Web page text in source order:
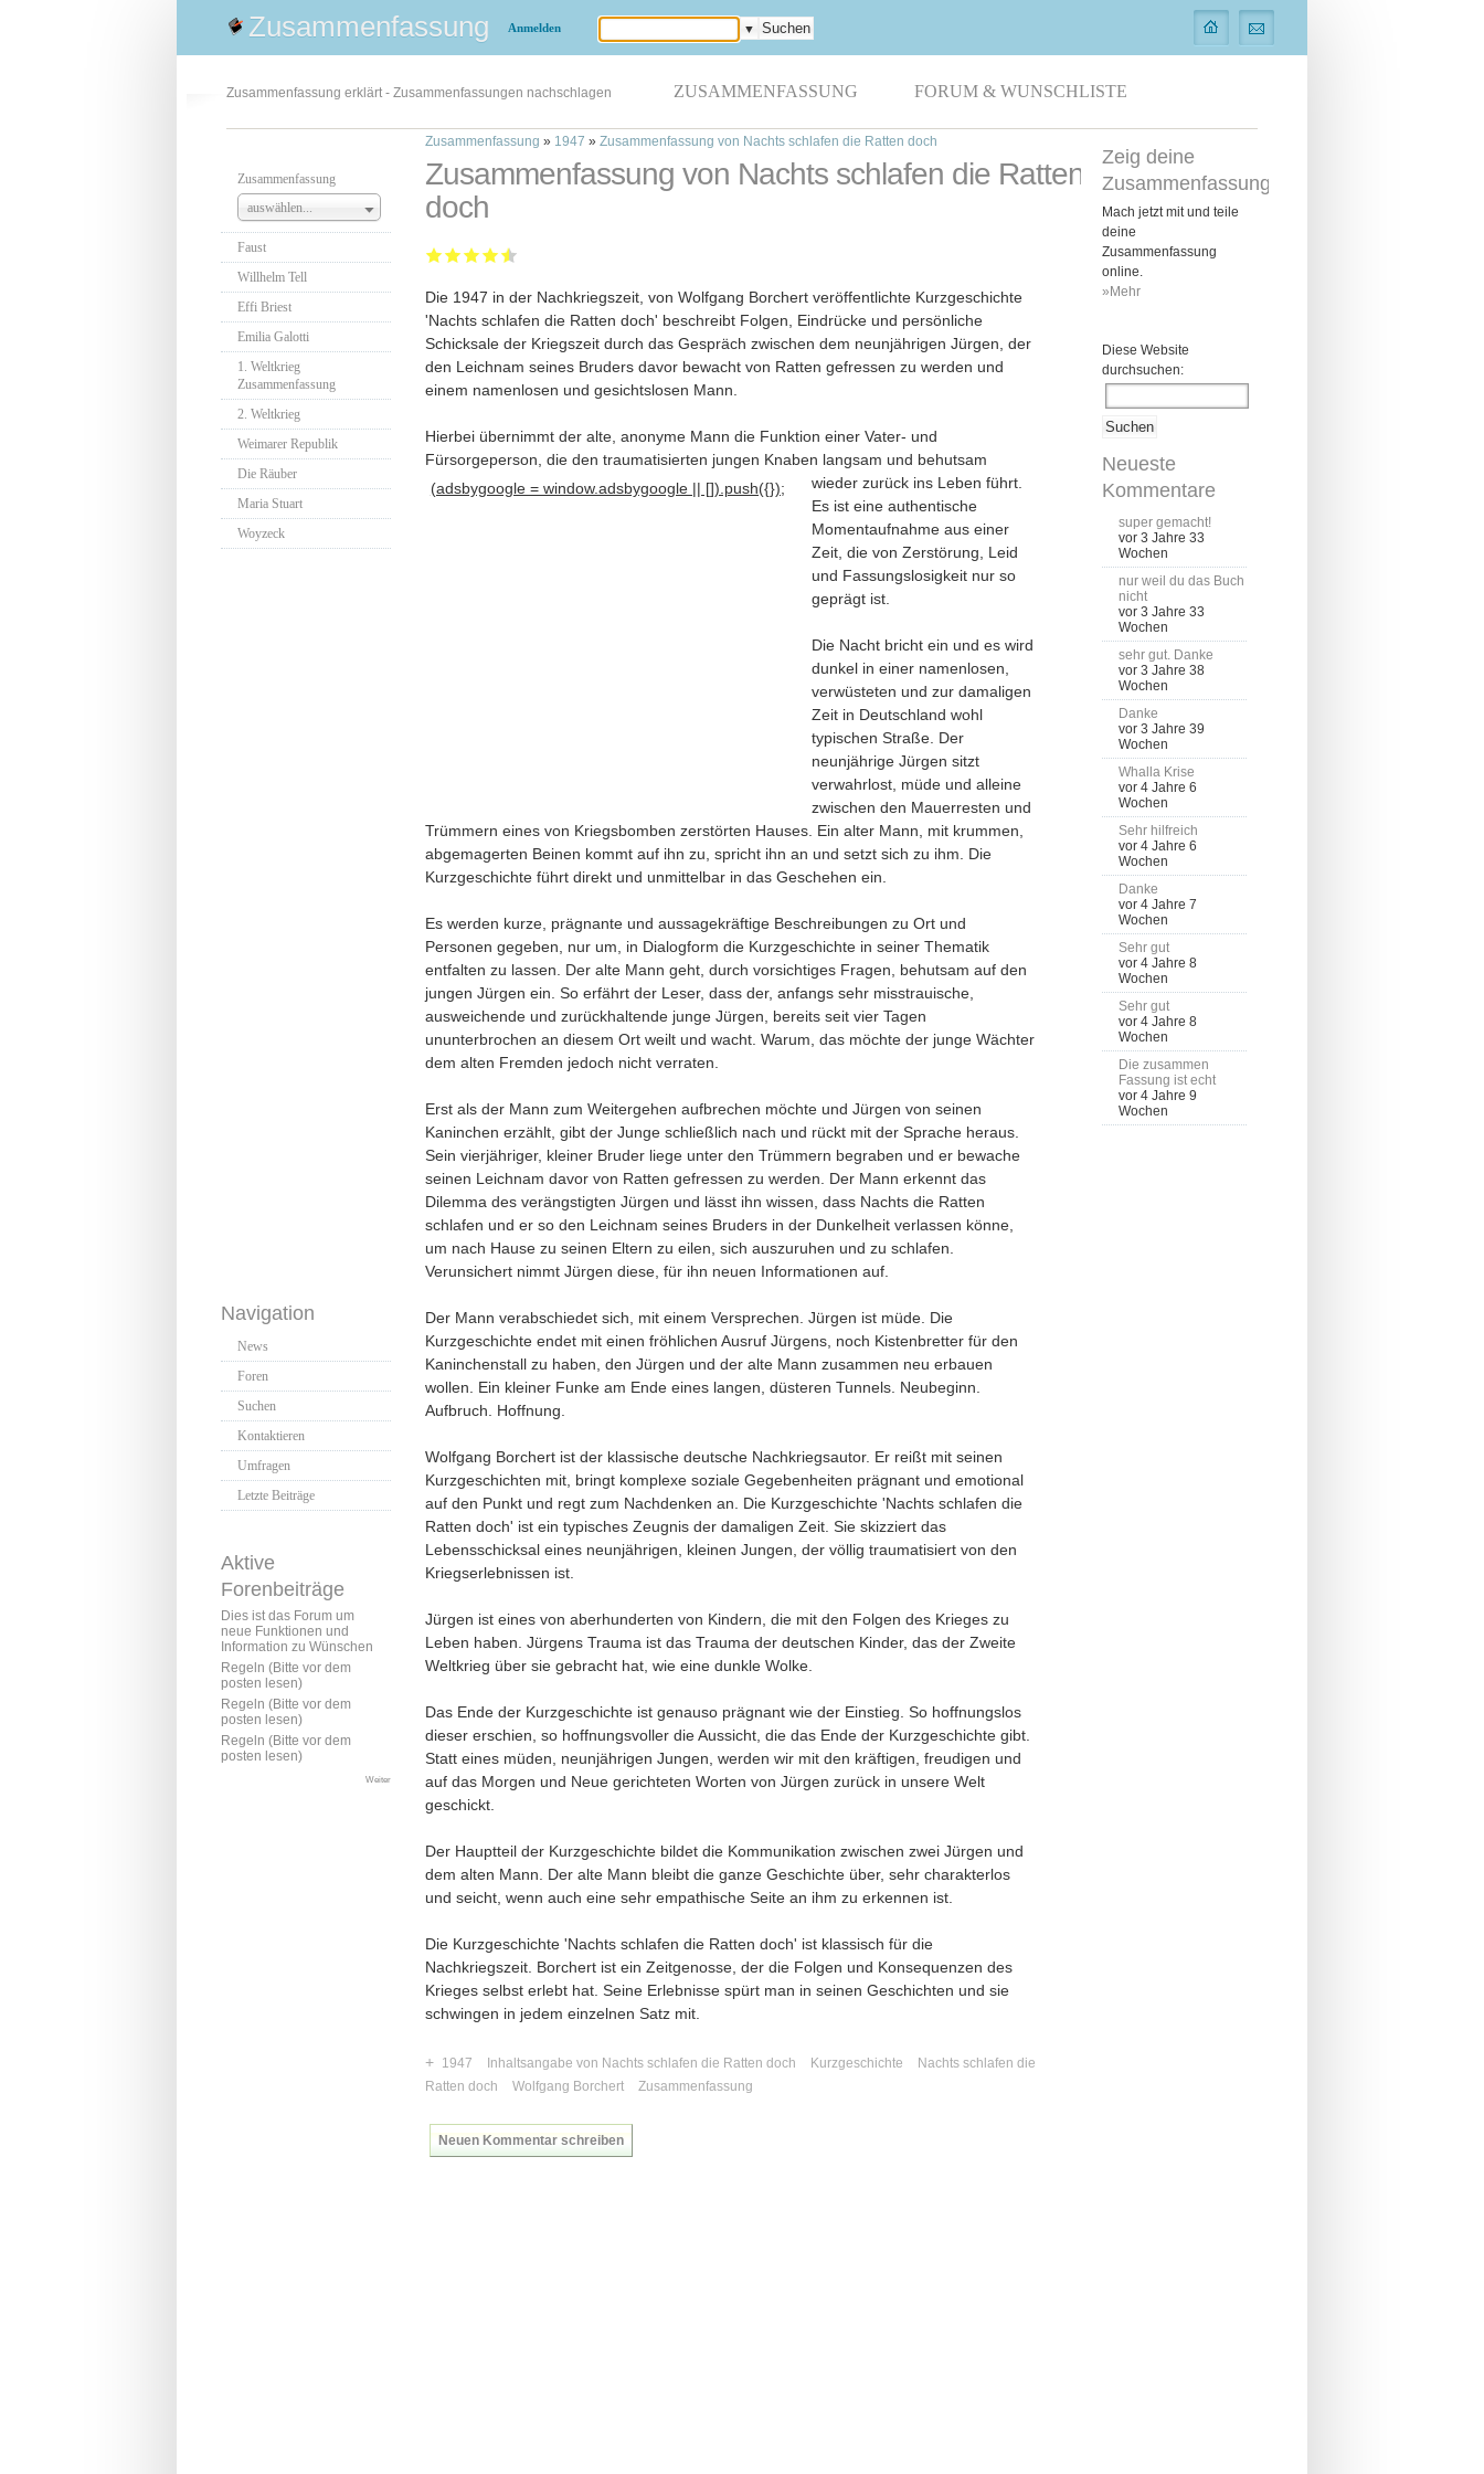
Zusammenfassung Anmelden ▼
Zusammenfassung erklärt - Zusammenfassungen nachschlagen ZUSAMMENFASSUNG FORUM & WUNSCHLISTE
Zusammenfassung
auswählen...
Faust
Willhelm Tell
Effi Briest
Emilia Galotti
1. Weltkrieg
Zusammenfassung
2. Weltkrieg
Weimarer Republik
Die Räuber
Maria Stuart
Woyzeck
Navigation
News
Foren
Suchen
Kontaktieren
Umfragen
Letzte Beiträge
Aktive
Forenbeiträge
Dies ist das Forum um
neue Funktionen und
Information zu Wünschen
Regeln (Bitte vor dem
posten lesen)
Regeln (Bitte vor dem
posten lesen)
Regeln (Bitte vor dem
posten lesen)
Weiter
Zusammenfassung » 1947 » Zusammenfassung von Nachts schlafen die Ratten doch
Zusammenfassung von Nachts schlafen die Ratten
doch
Die 1947 in der Nachkriegszeit, von Wolfgang Borchert veröffentlichte Kurzgeschichte
'Nachts schlafen die Ratten doch' beschreibt Folgen, Eindrücke und persönliche
Schicksale der Kriegszeit durch das Gespräch zwischen dem neunjährigen Jürgen, der
den Leichnam seines Bruders davor bewacht von Ratten gefressen zu werden und
einem namenlosen und gesichtslosen Mann.
Hierbei übernimmt der alte, anonyme Mann die Funktion einer Vater- und
Fürsorgeperson, die den traumatisierten jungen Knaben langsam und behutsam
wieder zurück ins Leben führt
(adsbygoogle = window.adsbygoogle || []).push({});
.
Es ist eine authentische
Momentaufnahme aus einer
Zeit, die von Zerstörung, Leid
und Fassungslosigkeit nur so
geprägt ist.
Die Nacht bricht ein und es wird
dunkel in einer namenlosen,
verwüsteten und zur damaligen
Zeit in Deutschland wohl
typischen Straße. Der
neunjährige Jürgen sitzt
verwahrlost, müde und alleine
zwischen den Mauerresten und
Trümmern eines von Kriegsbomben zerstörten Hauses. Ein alter Mann, mit krummen,
abgemagerten Beinen kommt auf ihn zu, spricht ihn an und setzt sich zu ihm. Die
Kurzgeschichte führt direkt und unmittelbar in das Geschehen ein.
Es werden kurze, prägnante und aussagekräftige Beschreibungen zu Ort und
Personen gegeben, nur um, in Dialogform die Kurzgeschichte in seiner Thematik
entfalten zu lassen. Der alte Mann geht, durch vorsichtiges Fragen, behutsam auf den
jungen Jürgen ein. So erfährt der Leser, dass der, anfangs sehr misstrauische,
ausweichende und zurückhaltende junge Jürgen, bereits seit vier Tagen
ununterbrochen an diesem Ort weilt und wacht. Warum, das möchte der junge Wächter
dem alten Fremden jedoch nicht verraten.
Erst als der Mann zum Weitergehen aufbrechen möchte und Jürgen von seinen
Kaninchen erzählt, gibt der Junge schließlich nach und rückt mit der Sprache heraus.
Sein vierjähriger, kleiner Bruder liege unter den Trümmern begraben und er bewache
seinen Leichnam davor von Ratten gefressen zu werden. Der Mann erkennt das
Dilemma des verängstigten Jürgen und lässt ihn wissen, dass Nachts die Ratten
schlafen und er so den Leichnam seines Bruders in der Dunkelheit verlassen könne,
um nach Hause zu seinen Eltern zu eilen, sich auszuruhen und zu schlafen.
Verunsichert nimmt Jürgen diese, für ihn neuen Informationen auf.
Der Mann verabschiedet sich, mit einem Versprechen. Jürgen ist müde. Die
Kurzgeschichte endet mit einen fröhlichen Ausruf Jürgens, noch Kistenbretter für den
Kaninchenstall zu haben, den Jürgen und der alte Mann zusammen neu erbauen
wollen. Ein kleiner Funke am Ende eines langen, düsteren Tunnels. Neubeginn.
Aufbruch. Hoffnung.
Wolfgang Borchert ist der klassische deutsche Nachkriegsautor. Er reißt mit seinen
Kurzgeschichten mit, bringt komplexe soziale Gegebenheiten prägnant und emotional
auf den Punkt und regt zum Nachdenken an. Die Kurzgeschichte 'Nachts schlafen die
Ratten doch' ist ein typisches Zeugnis der damaligen Zeit. Sie skizziert das
Lebensschicksal eines neunjährigen, kleinen Jungen, der völlig traumatisiert von den
Kriegserlebnissen ist.
Jürgen ist eines von aberhunderten von Kindern, die mit den Folgen des Krieges zu
Leben haben. Jürgens Trauma ist das Trauma der deutschen Kinder, das der Zweite
Weltkrieg über sie gebracht hat, wie eine dunkle Wolke.
Das Ende der Kurzgeschichte ist genauso prägnant wie der Einstieg. So hoffnungslos
dieser erschien, so hoffnungsvoller die Aussicht, die das Ende der Kurzgeschichte gibt.
Statt eines müden, neunjährigen Jungen, werden wir mit den kräftigen, freudigen und
auf das Morgen und Neue gerichteten Worten von Jürgen zurück in unsere Welt
geschickt.
Der Hauptteil der Kurzgeschichte bildet die Kommunikation zwischen zwei Jürgen und
dem alten Mann. Der alte Mann bleibt die ganze Geschichte über, sehr charakterlos
und seicht, wenn auch eine sehr empathische Seite an ihm zu erkennen ist.
Die Kurzgeschichte 'Nachts schlafen die Ratten doch' ist klassisch für die
Nachkriegszeit. Borchert ist ein Zeitgenosse, der die Folgen und Konsequenzen des
Krieges selbst erlebt hat. Seine Erlebnisse spürt man in seinen Geschichten und sie
schwingen in jedem einzelnen Satz mit.
+ 1947 Inhaltsangabe von Nachts schlafen die Ratten doch Kurzgeschichte
Nachts schlafen die
Ratten doch
Wolfgang Borchert Zusammenfassung
Neuen Kommentar schreiben
Zeig deine
Zusammenfassung
Mach jetzt mit und teile
deine
Zusammenfassung
online.
»Mehr
Diese Website
durchsuchen:
Neueste
Kommentare
super gemacht!
vor 3 Jahre 33
Wochen
nur weil du das Buch
nicht
vor 3 Jahre 33
Wochen
sehr gut. Danke
vor 3 Jahre 38
Wochen
Danke
vor 3 Jahre 39
Wochen
Whalla Krise
vor 4 Jahre 6
Wochen
Sehr hilfreich
vor 4 Jahre 6
Wochen
Danke
vor 4 Jahre 7
Wochen
Sehr gut
vor 4 Jahre 8
Wochen
Sehr gut
vor 4 Jahre 8
Wochen
Die zusammen
Fassung ist echt
vor 4 Jahre 9
Wochen